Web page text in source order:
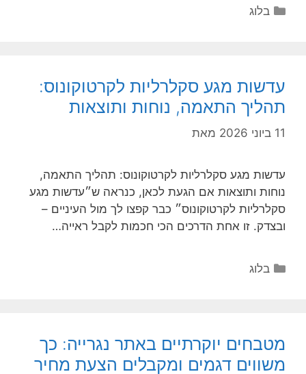
קטגוריות
בלוג
עדשות מגע סקלרליות לקרטוקונוס:
תהליך התאמה, נוחות ותוצאות
11 ביוני 2026 מאת
עדשות מגע סקלרליות לקרטוקונוס: תהליך התאמה,
נוחות ותוצאות אם הגעת לכאן, כנראה ש״עדשות מגע
סקלרליות לקרטוקונוס״ כבר קפצו לך מול העיניים –
ובצדק. זו אחת הדרכים הכי חכמות לקבל ראייה…
קטגוריות
בלוג
מטבחים יוקרתיים באתר נגרייה: כך
משווים דגמים ומקבלים הצעת מחיר